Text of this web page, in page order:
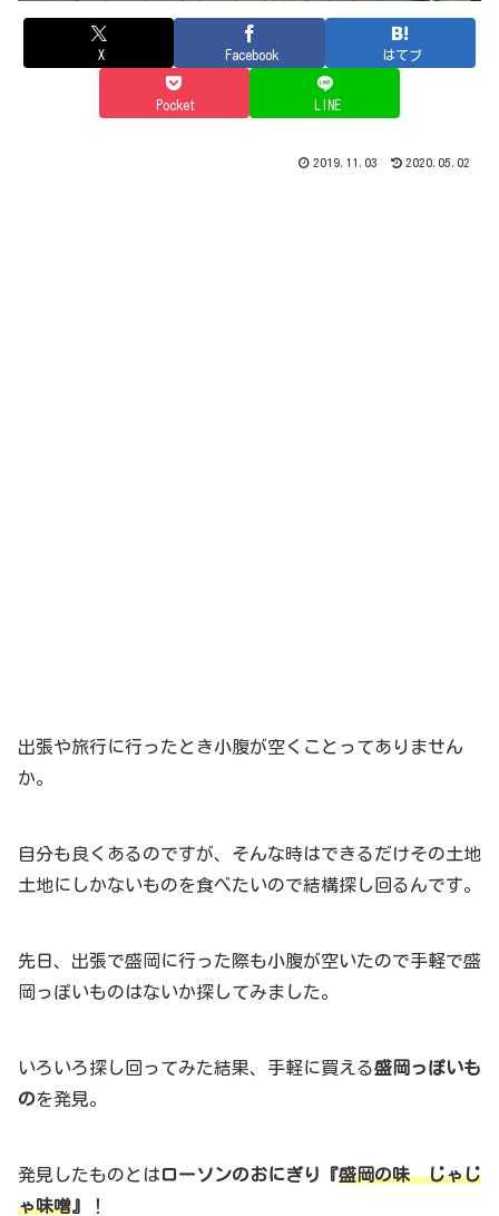
X Facebook はてブ
Pocket LINE
2019.11.03 2020.05.02
出張や旅行に行ったとき小腹が空くことってありません
か。
自分も良くあるのですが、そんな時はできるだけその土地
土地にしかないものを食べたいので結構探し回るんです。
先日、出張で盛岡に行った際も小腹が空いたので手軽で盛
岡っぽいものはないか探してみました。
いろいろ探し回ってみた結果、手軽に買える盛岡っぽいも
のを発見。
発見したものとはローソンのおにぎり『盛岡の味 じゃじ
ゃ味噌』 ！